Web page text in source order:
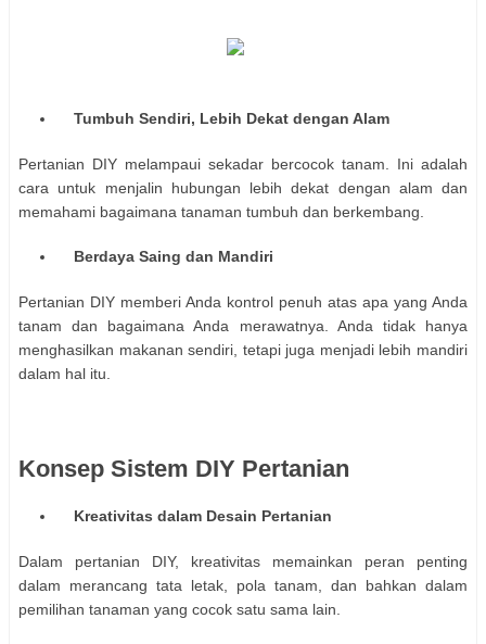
Tumbuh Sendiri, Lebih Dekat dengan Alam
Pertanian DIY melampaui sekadar bercocok tanam. Ini adalah
cara untuk menjalin hubungan lebih dekat dengan alam dan
memahami bagaimana tanaman tumbuh dan berkembang.
Berdaya Saing dan Mandiri
Pertanian DIY memberi Anda kontrol penuh atas apa yang Anda
tanam dan bagaimana Anda merawatnya. Anda tidak hanya
menghasilkan makanan sendiri, tetapi juga menjadi lebih mandiri
dalam hal itu.
Konsep Sistem DIY Pertanian
Kreativitas dalam Desain Pertanian
Dalam pertanian DIY, kreativitas memainkan peran penting
dalam merancang tata letak, pola tanam, dan bahkan dalam
pemilihan tanaman yang cocok satu sama lain.